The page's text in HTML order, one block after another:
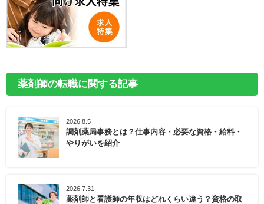
薬剤師の転職に関する記事
2026.8.5
調剤薬局事務とは？仕事内容・必要な資格・給料・
やりがいを紹介
2026.7.31
薬剤師と看護師の年収はどれくらい違う？資格の取